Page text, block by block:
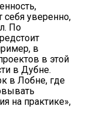
себя уверенно,
По
в
в этой
в Дубне.
в Лобне, где
на практике»,